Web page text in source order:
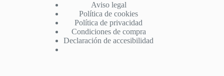
Aviso legal
Política de cookies
Política de privacidad
Condiciones de compra
Declaración de accesibilidad